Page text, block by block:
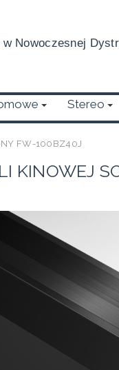
Nowoczesnej
Stereo
FW-100BZ40J
KINOWEJ